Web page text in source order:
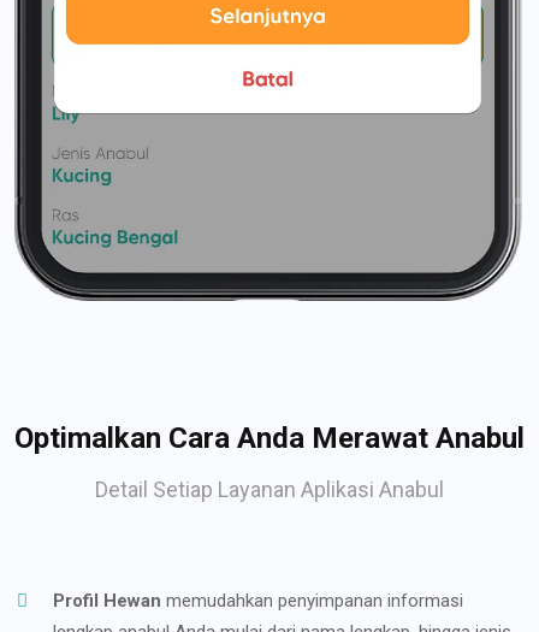
Optimalkan Cara Anda Merawat Anabul
Detail Setiap Layanan Aplikasi Anabul
Profil Hewan memudahkan penyimpanan informasi